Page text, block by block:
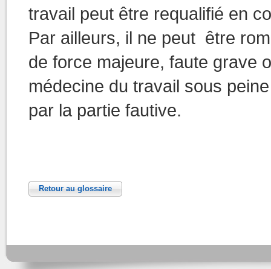
travail peut être requalifié en
Par ailleurs, il ne peut être
de force majeure, faute grave
médecine du travail sous
par la partie fautive.
Retour au glossaire